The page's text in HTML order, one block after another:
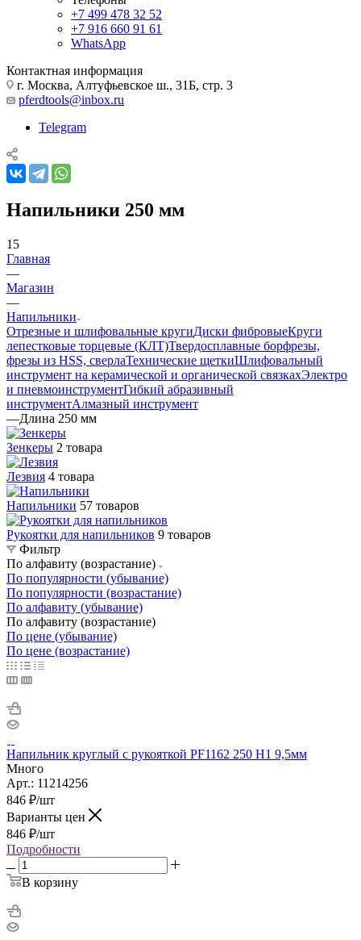
+7 499 478 32 52
+7 916 660 91 61
WhatsApp
Контактная информация
г. Москва, Алтуфьевское ш., 31Б, стр. 3
pferdtools@inbox.ru
Telegram
Напильники 250 мм
15
Главная
—
Магазин
—
Напильники
Отрезные и шлифовальные кругиДиски фибровыеКруги
лепестковые торцевые (КЛТ)Твердосплавные борфрезы,
фрезы из HSS, сверлаТехнические щеткиШлифовальный
инструмент на керамической и органической связкахЭлектро
и пневмоинструментГибкий абразивный
инструментАлмазный инструмент
—Длина 250 мм
Зенкеры 2 товара
Лезвия 4 товара
Напильники 57 товаров
Рукоятки для напильников 9 товаров
Фильтр
По алфавиту (возрастание)
По популярности (убывание)
По популярности (возрастание)
По алфавиту (убывание)
По алфавиту (возрастание)
По цене (убывание)
По цене (возрастание)
Напильник круглый с рукояткой PF1162 250 H1 9,5мм
Много
Арт.: 11214256
846 ₽/шт
Варианты цен
846 ₽/шт
Подробности
В корзину